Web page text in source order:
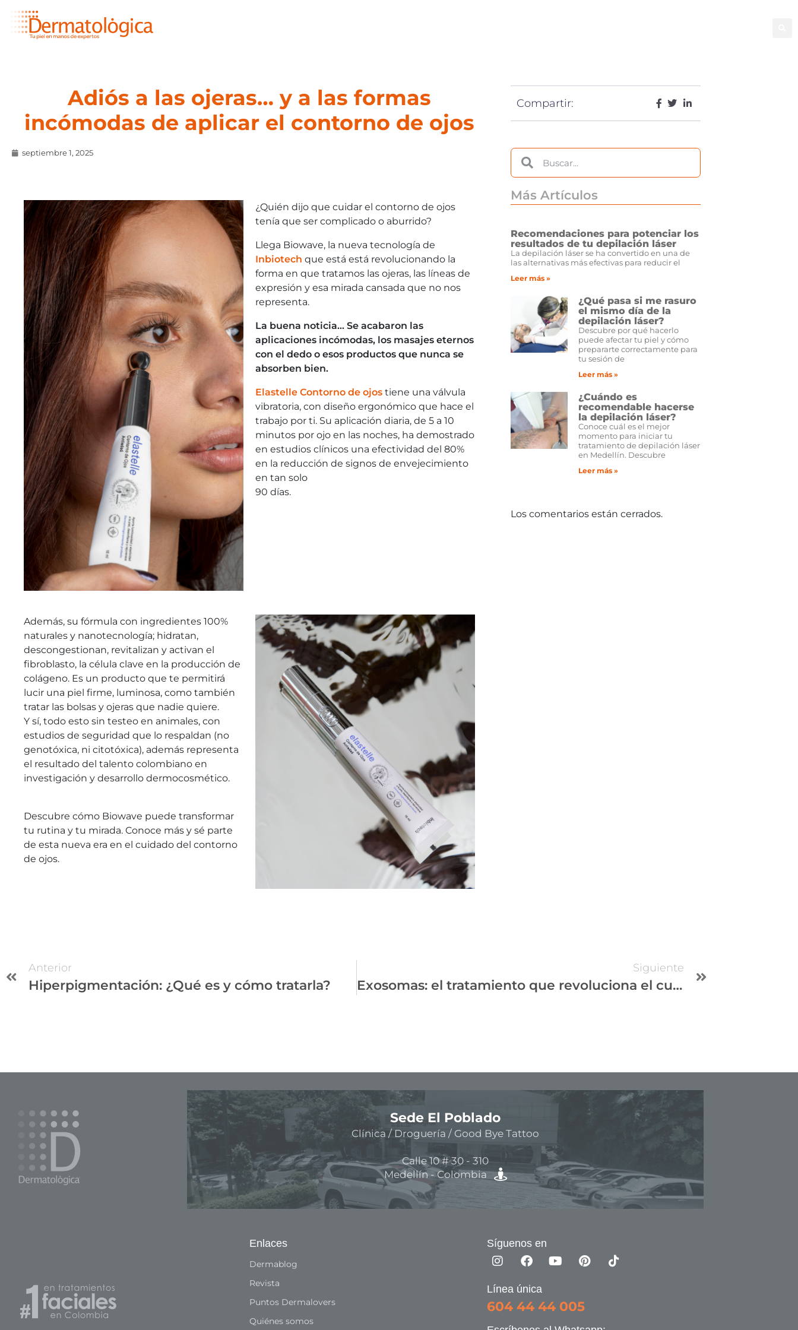
Adiós a las ojeras… y a las formas
incómodas de aplicar el contorno de ojos
septiembre 1, 2025
¿Quién dijo que cuidar el contorno de ojos
tenía que ser complicado o aburrido?
Llega Biowave, la nueva tecnología de
Inbiotech que está está revolucionando la
forma en que tratamos las ojeras, las líneas de
expresión y esa mirada cansada que no nos
representa.
La buena noticia… Se acabaron las
aplicaciones incómodas, los masajes eternos
con el dedo o esos productos que nunca se
absorben bien.
Elastelle Contorno de ojos tiene una válvula
vibratoria, con diseño ergonómico que hace el
trabajo por ti. Su aplicación diaria, de 5 a 10
minutos por ojo en las noches, ha demostrado
en estudios clínicos una efectividad del 80%
en la reducción de signos de envejecimiento
en tan solo
90 días.
Además, su fórmula con ingredientes 100%
naturales y nanotecnología; hidratan,
descongestionan, revitalizan y activan el
fibroblasto, la célula clave en la producción de
colágeno. Es un producto que te permitirá
lucir una piel firme, luminosa, como también
tratar las bolsas y ojeras que nadie quiere.
Y sí, todo esto sin testeo en animales, con
estudios de seguridad que lo respaldan (no
genotóxica, ni citotóxica), además representa
el resultado del talento colombiano en
investigación y desarrollo dermocosmético.
Descubre cómo Biowave puede transformar
tu rutina y tu mirada. Conoce más y sé parte
de esta nueva era en el cuidado del contorno
de ojos.
Compartir:
Más Artículos
Recomendaciones para potenciar los
resultados de tu depilación láser
La depilación láser se ha convertido en una de
las alternativas más efectivas para reducir el
Leer más »
¿Qué pasa si me rasuro
el mismo día de la
depilación láser?
Descubre por qué hacerlo
puede afectar tu piel y cómo
prepararte correctamente para
tu sesión de
Leer más »
¿Cuándo es
recomendable hacerse
la depilación láser?
Conoce cuál es el mejor
momento para iniciar tu
tratamiento de depilación láser
en Medellín. Descubre
Leer más »
Los comentarios están cerrados.
Anterior
Hiperpigmentación: ¿Qué es y cómo tratarla?
Siguiente
Exosomas: el tratamiento que revoluciona el cuidado de la piel
Enlaces
Dermablog
Revista
Puntos Dermalovers
Quiénes somos
Síguenos en
Línea única
604 44 44 005